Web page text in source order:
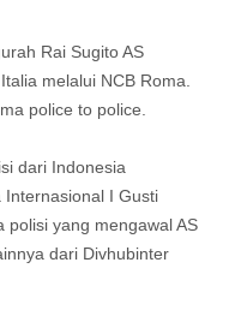
Rai Sugito AS
melalui NCB Roma.
police to police.
dari Indonesia
I Gusti
polisi yang mengawal AS
dari Divhubinter